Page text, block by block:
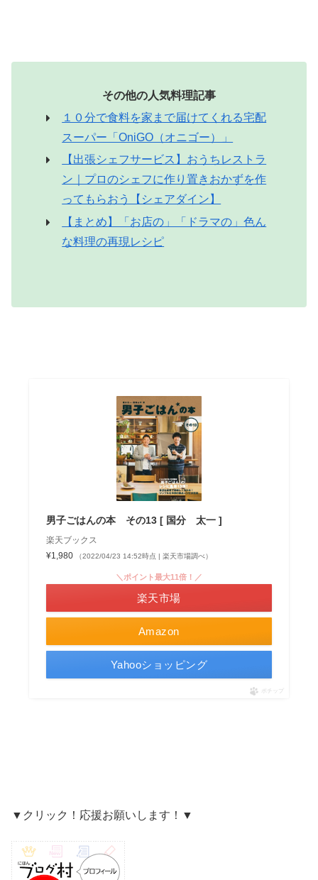
その他の人気料理記事
１０分で食料を家まで届けてくれる宅配
スーパー「OniGO（オニゴー）」
【出張シェフサービス】おうちレストラ
ン｜プロのシェフに作り置きおかずを作
ってもらおう【シェアダイン】
【まとめ】「お店の」「ドラマの」色ん
な料理の再現レシピ
男子ごはんの本 その13 [ 国分 太一 ]
楽天ブックス
¥1,980
（2022/04/23 14:52時点 | 楽天市場調べ）
Amazon
＼ポイント最大11倍！／
楽天市場
Yahooショッピング
ポチップ
▼クリック！応援お願いします！▼